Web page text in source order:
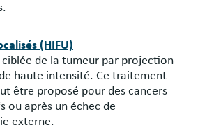
(HIFU)
de la tumeur par projection
haute intensité. Ce traitement
être proposé pour des cancers
ou après un échec de
externe.